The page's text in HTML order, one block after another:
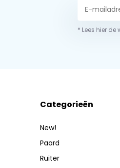
* Lees hier de
Categorieën
New!
Paard
Ruiter